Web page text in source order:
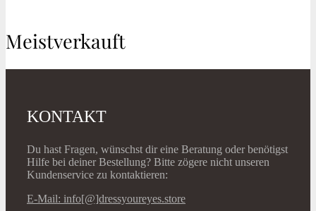
Meistverkauft
KONTAKT
Du hast Fragen, wünschst dir eine Beratung oder benötigst
Hilfe bei deiner Bestellung? Bitte zögere nicht unseren
Kundenservice zu kontaktieren:
E-Mail: info[@]dressyoureyes.store